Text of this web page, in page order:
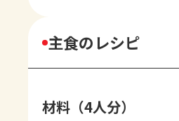
主食のレシピ
材料（4人分）